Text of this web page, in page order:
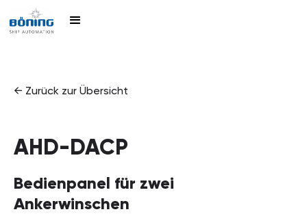
← Zurück zur Übersicht
AHD-DACP
Bedienpanel für zwei
Ankerwinschen